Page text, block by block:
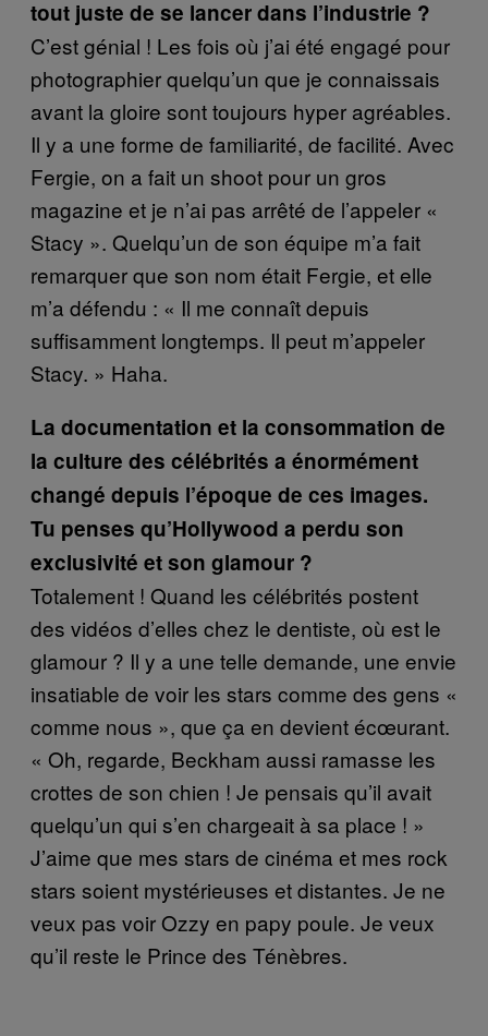
tout juste de se lancer dans l’industrie ?
C’est génial ! Les fois où j’ai été engagé pour
photographier quelqu’un que je connaissais
avant la gloire sont toujours hyper agréables.
Il y a une forme de familiarité, de facilité. Avec
Fergie, on a fait un shoot pour un gros
magazine et je n’ai pas arrêté de l’appeler «
Stacy ». Quelqu’un de son équipe m’a fait
remarquer que son nom était Fergie, et elle
m’a défendu : « Il me connaît depuis
suffisamment longtemps. Il peut m’appeler
Stacy. » Haha.
La documentation et la consommation de
la culture des célébrités a énormément
changé depuis l’époque de ces images.
Tu penses qu’Hollywood a perdu son
exclusivité et son glamour ?
Totalement ! Quand les célébrités postent
des vidéos d’elles chez le dentiste, où est le
glamour ? Il y a une telle demande, une envie
insatiable de voir les stars comme des gens «
comme nous », que ça en devient écœurant.
« Oh, regarde, Beckham aussi ramasse les
crottes de son chien ! Je pensais qu’il avait
quelqu’un qui s’en chargeait à sa place ! »
J’aime que mes stars de cinéma et mes rock
stars soient mystérieuses et distantes. Je ne
veux pas voir Ozzy en papy poule. Je veux
qu’il reste le Prince des Ténèbres.